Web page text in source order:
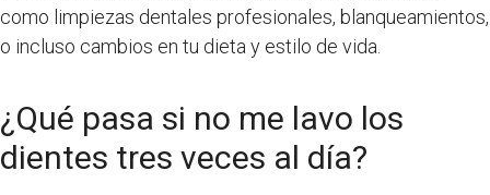
como limpiezas dentales profesionales, blanqueamientos,
o incluso cambios en tu dieta y estilo de vida.
¿Qué pasa si no me lavo los
dientes tres veces al día?